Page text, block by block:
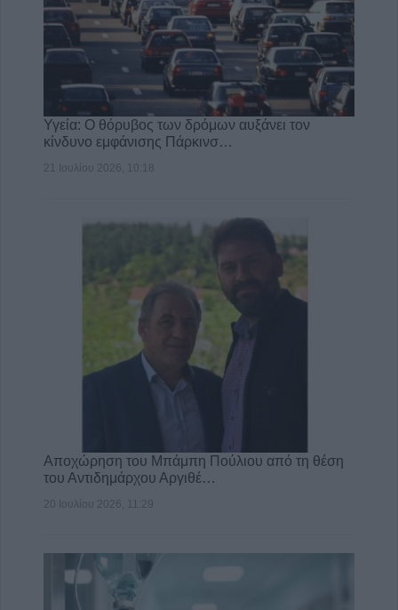
Υγεία: Ο θόρυβος των δρόμων αυξάνει τον
κίνδυνο εμφάνισης Πάρκινσ…
21 Ιουλίου 2026, 10:18
Αποχώρηση του Μπάμπη Πούλιου από τη θέση
του Αντιδημάρχου Αργιθέ…
20 Ιουλίου 2026, 11:29